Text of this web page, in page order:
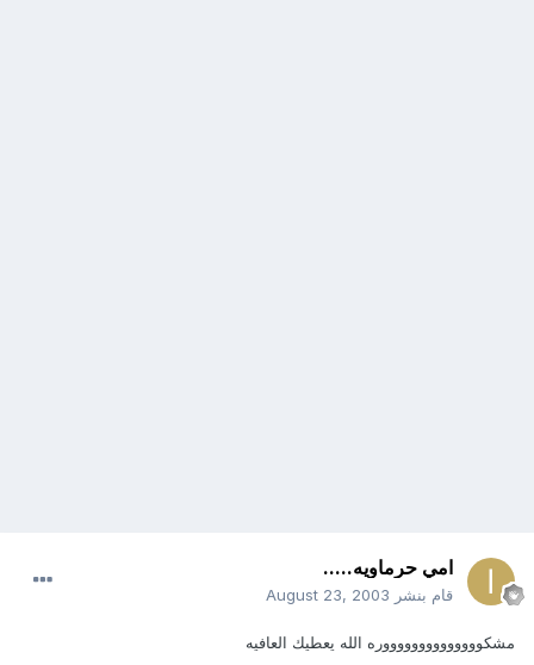
امي حرماويه.....
قام بنشر August 23, 2003
مشكووووووووووووووره الله يعطيك العافيه